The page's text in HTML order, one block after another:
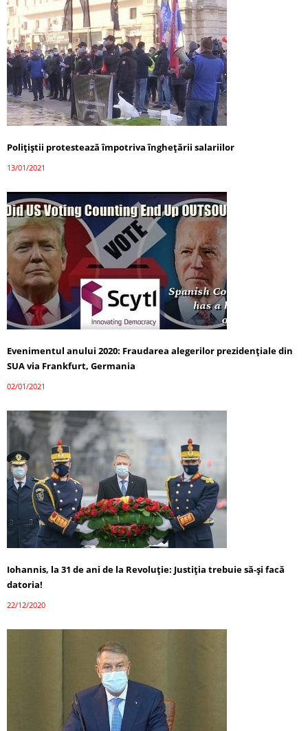
Polițiștii protestează împotriva înghețării salariilor
13/01/2021
Evenimentul anului 2020: Fraudarea alegerilor prezidențiale din
SUA via Frankfurt, Germania
02/01/2021
Iohannis, la 31 de ani de la Revoluție: Justiția trebuie să-și facă
datoria!
22/12/2020